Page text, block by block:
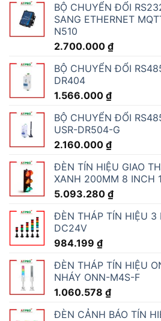
BỘ CHUYỂN ĐỔI
SANG ETHERNET
N510
2.700.000 ₫
BỘ CHUYỂN ĐỔI
DR404
1.566.000 ₫
BỘ CHUYỂN ĐỔI
USR-DR504-G
2.160.000 ₫
ĐÈN TÍN HIỆU GIAO
XANH 200MM 8 INCH
5.093.280 ₫
ĐÈN THÁP TÍN HIỆU
DC24V
984.199 ₫
ĐÈN THÁP TÍN HIỆU
NHÁY ONN-M4S-F
1.060.578 ₫
ĐÈN CẢNH BÁO TÍN